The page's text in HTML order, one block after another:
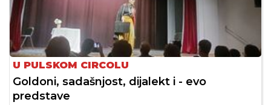
U PULSKOM CIRCOLU
Goldoni, sadašnjost, dijalekt i - evo
predstave